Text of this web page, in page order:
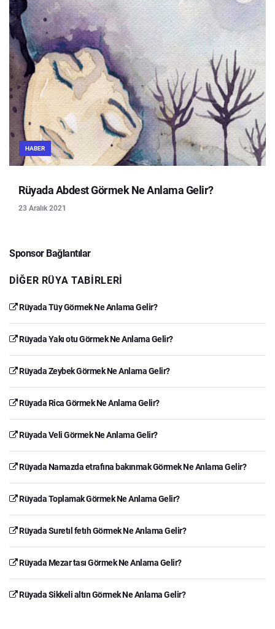
HABER
Rüyada Abdest Görmek Ne Anlama Gelir?
23 Aralık 2021
Sponsor Bağlantılar
DIĞER RÜYA TABIRLERI
Rüyada Tüy Görmek Ne Anlama Gelir?
Rüyada Yakı otu Görmek Ne Anlama Gelir?
Rüyada Zeybek Görmek Ne Anlama Gelir?
Rüyada Rica Görmek Ne Anlama Gelir?
Rüyada Veli Görmek Ne Anlama Gelir?
Rüyada Namazda etrafına bakınmak Görmek Ne Anlama Gelir?
Rüyada Toplamak Görmek Ne Anlama Gelir?
Rüyada Suretıl fetıh Görmek Ne Anlama Gelir?
Rüyada Mezar tası Görmek Ne Anlama Gelir?
Rüyada Sikkeli altın Görmek Ne Anlama Gelir?